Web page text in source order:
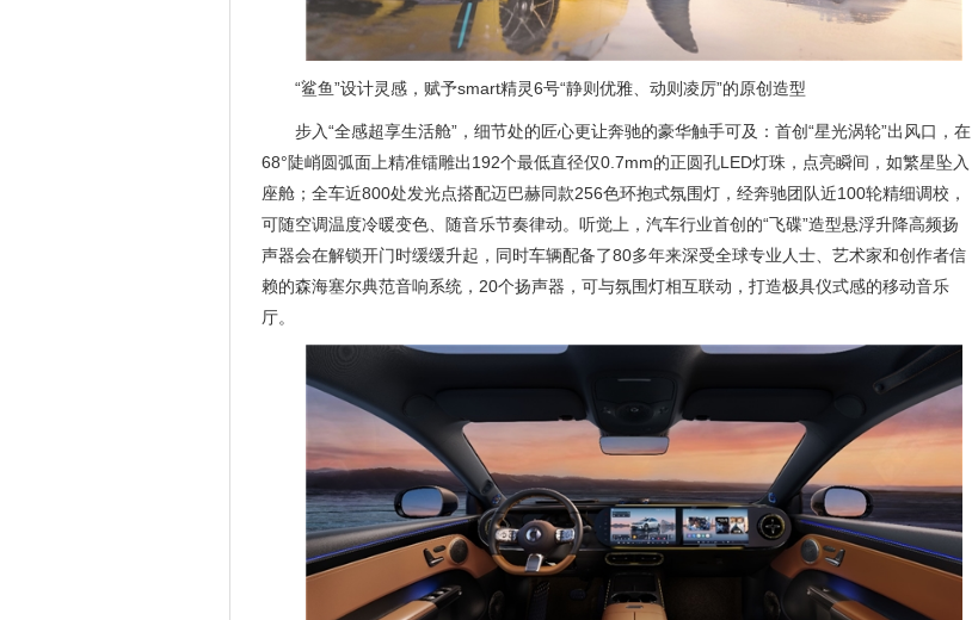
“鲨鱼”设计灵感，赋予smart精灵6号“静则优雅、动则凌厉”的原创造型
步入“全感超享生活舱”，细节处的匠心更让奔驰的豪华触手可及：首创“星光涡轮”出风口，在
68°陡峭圆弧面上精准镭雕出192个最低直径仅0.7mm的正圆孔LED灯珠，点亮瞬间，如繁星坠入
座舱；全车近800处发光点搭配迈巴赫同款256色环抱式氛围灯，经奔驰团队近100轮精细调校，
可随空调温度冷暖变色、随音乐节奏律动。听觉上，汽车行业首创的“飞碟”造型悬浮升降高频扬
声器会在解锁开门时缓缓升起，同时车辆配备了80多年来深受全球专业人士、艺术家和创作者信
赖的森海塞尔典范音响系统，20个扬声器，可与氛围灯相互联动，打造极具仪式感的移动音乐
厅。